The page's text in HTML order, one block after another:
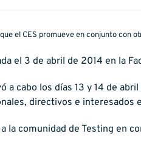
el CES promueve en conjunto
el 3 de abril de 2014 en la
a cabo los días 13 y 14 de
directivos e interesados
la comunidad de Testing en